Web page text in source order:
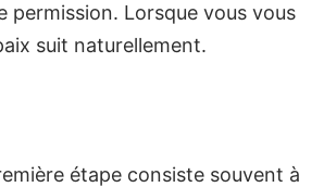
permission. Lorsque vous vous
suit naturellement.
étape consiste souvent à